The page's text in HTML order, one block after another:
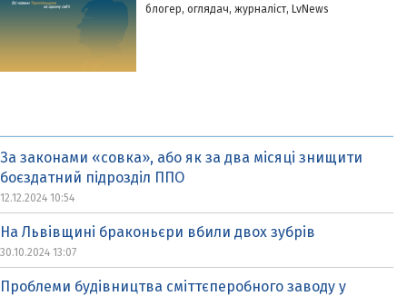
блогер, оглядач, журналіст, LvNews
За законами «совка», або як за два місяці знищити
боєздатний підрозділ ППО
12.12.2024 10:54
На Львівщині браконьєри вбили двох зубрів
30.10.2024 13:07
Проблеми будівництва сміттєперобного заводу у